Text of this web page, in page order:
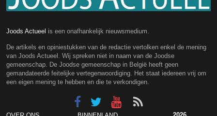
Joods Actueel is een onafhankelijk nieuwsmedium.
De artikels en opiniestukken van de redactie vertolken enkel de mening
van Joods Actueel. Wij spreken niet in naam van de Joodse
gemeenschap. De Joodse gemeenschap in België heeft geen
gemandateerde feitelijke vertegenwoordiging. Het staat iedereen vrij om
een eigen mening te hebben en die te verkondigen.